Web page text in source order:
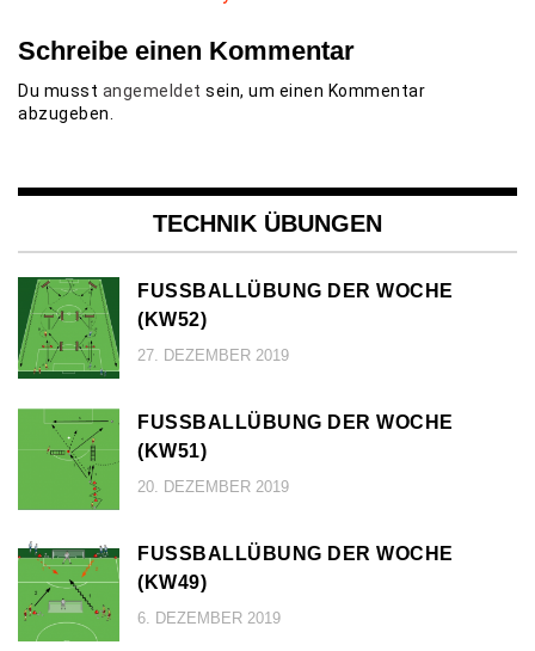
Schreibe einen Kommentar
Du musst angemeldet sein, um einen Kommentar
abzugeben.
TECHNIK ÜBUNGEN
FUSSBALLÜBUNG DER WOCHE (
KW52)
27. DEZEMBER 2019
FUSSBALLÜBUNG DER WOCHE (
KW51)
20. DEZEMBER 2019
FUSSBALLÜBUNG DER WOCHE (
KW49)
6. DEZEMBER 2019